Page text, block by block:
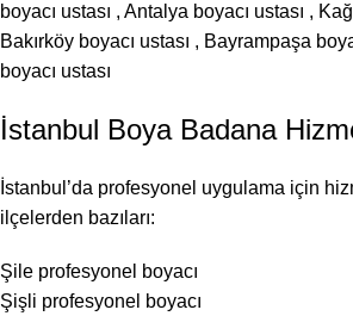
boyacı ustası , Antalya boyacı ustası ,
Bakırköy boyacı ustası , Bayrampaşa
boyacı ustası
İstanbul Boya Badana
İstanbul’da profesyonel uygulama için
ilçelerden bazıları:
Şile profesyonel boyacı
Şişli profesyonel boyacı